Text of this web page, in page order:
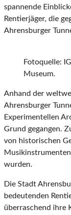
spannende
Rentierjäger, die
Ahrensburger
Fotoquelle:
Museum.
Anhand der
Ahrensburger
Experimentellen
Grund gegangen.
von historischen
wurden.
Die Stadt
bedeutenden
überraschend ihre